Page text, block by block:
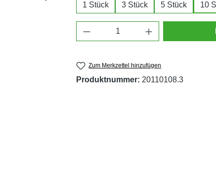
1 Stück 3 Stück 5 Stück 10
Produkt Anzahl: Gib den
Zum Merkzettel hinzufügen
Produktnummer: 20110108.3